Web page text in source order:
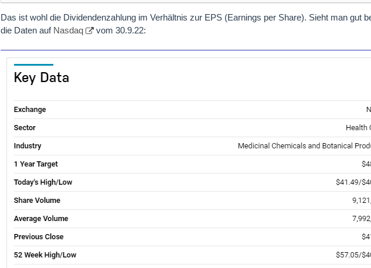
Das ist wohl die Dividendenzahlung im Verhältnis zur EPS (Earnings per Share). Sieht man gut
die Daten auf Nasdaq vom 30.9.22: